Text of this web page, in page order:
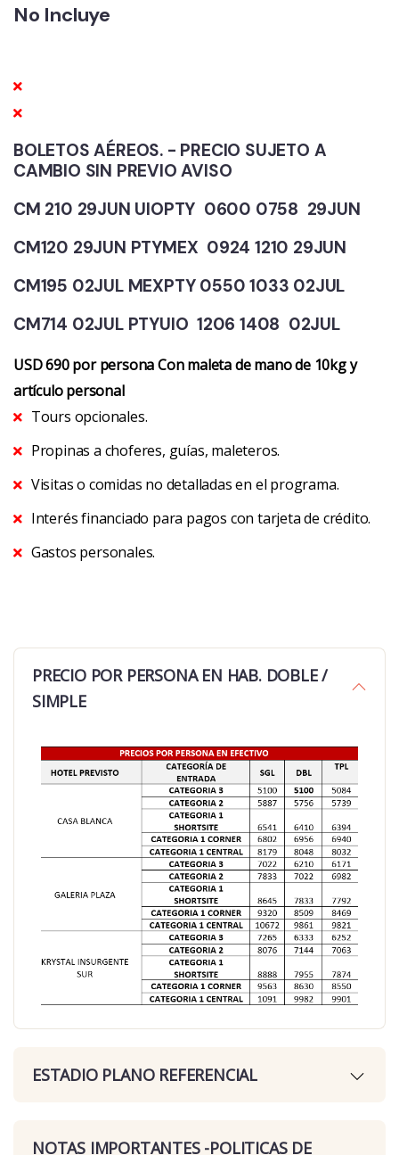
No Incluye
BOLETOS AÉREOS. - PRECIO SUJETO A
CAMBIO SIN PREVIO AVISO
CM 210 29JUN UIOPTY 0600 0758 29JUN
CM120 29JUN PTYMEX 0924 1210 29JUN
CM195 02JUL MEXPTY 0550 1033 02JUL
CM714 02JUL PTYUIO 1206 1408 02JUL
USD 690 por personaCon maleta de mano de 10kg y
artículo personal
Tours opcionales.
Propinas a choferes, guías, maleteros.
Visitas o comidas no detalladas en el programa.
Interés financiado para pagos con tarjeta de crédito.
Gastos personales.
PRECIO POR PERSONA EN HAB. DOBLE /
SIMPLE
ESTADIO PLANO REFERENCIAL
NOTAS IMPORTANTES -POLITICAS DE